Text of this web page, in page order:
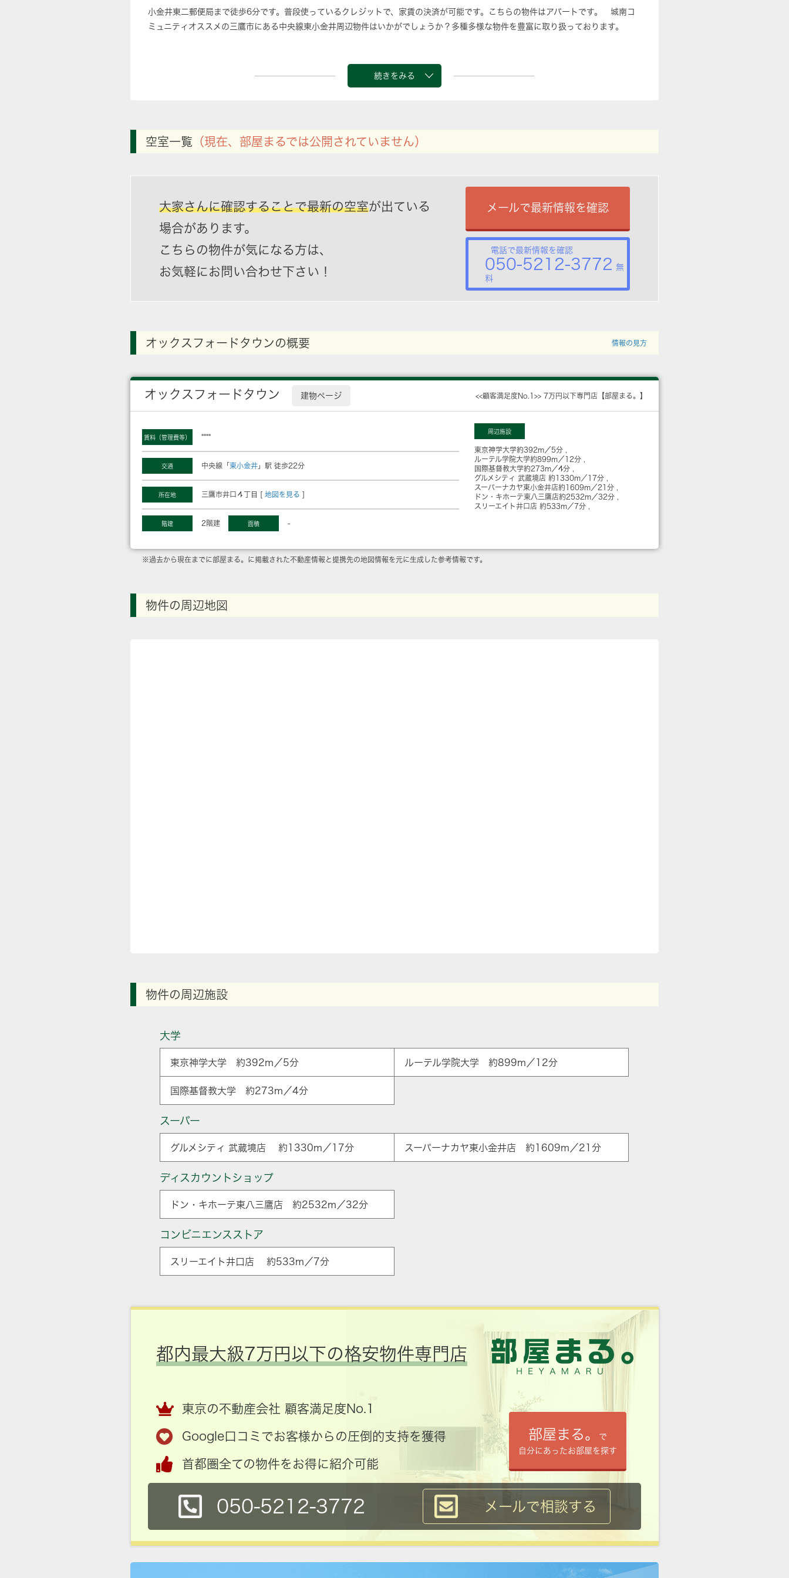
小金井東二郵便局まで徒歩6分です。普段使っているクレジットで、家賃の決済が可能です。こちらの物件はアパートです。 城南コ
ミュニティオススメの三鷹市にある中央線東小金井周辺物件はいかがでしょうか？多種多様な物件を豊富に取り扱っております。
続きをみる
空室一覧 （現在、部屋まるでは公開されていません）
大家さんに確認することで最新の空室が出ている
場合があります。
こちらの物件が気になる方は、
お気軽にお問い合わせ下さい！
メールで最新情報を確認
電話で最新情報を確認
050-5212-3772 無
料
オックスフォードタウンの概要 情報の見方
オックスフォードタウン 建物ページ <<顧客満足度No.1>> 7万円以下専門店【部屋まる。】
賃料（管理費等） ****
交通 中央線「 東小金井 」駅 徒歩22分
所在地 三鷹市井口４丁目 [ 地図を見る ]
階建 2階建 面積 -
周辺施設
東京神学大学約392m／5分
ルーテル学院大学約899m／12分
国際基督教大学約273m／4分
グルメシティ 武蔵境店 約1330m／17分
スーパーナカヤ東小金井店約1609m／21分
ドン・キホーテ東八三鷹店約2532m／32分
スリーエイト井口店 約533m／7分
※過去から現在までに部屋まる。に掲載された不動産情報と提携先の地図情報を元に生成した参考情報です。
物件の周辺地図
物件の周辺施設
大学
東京神学大学 約392m／5分 ルーテル学院大学 約899m／12分
国際基督教大学 約273m／4分
スーパー
グルメシティ 武蔵境店 約1330m／17分 スーパーナカヤ東小金井店 約1609m／21分
ディスカウントショップ
ドン・キホーテ東八三鷹店 約2532m／32分
コンビニエンスストア
スリーエイト井口店 約533m／7分
都内最大級7万円以下の格安物件専門店
東京の不動産会社 顧客満足度No.1
Google口コミでお客様からの圧倒的支持を獲得
首都圏全ての物件をお得に紹介可能
部屋まる。
で
自分にあったお部屋を探す
050-5212-3772 メールで相談する